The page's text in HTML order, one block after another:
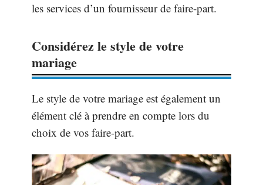
les services d’un fournisseur de faire-part.
Considérez le style de votre
mariage
Le style de votre mariage est également un
élément clé à prendre en compte lors du
choix de vos faire-part.